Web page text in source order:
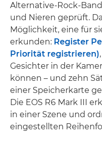
Alternative-Rock-
und Nieren geprüft.
Möglichkeit, eine für
erkunden: Register
Priorität registrieren)
Gesichter in der
können – und zehn
einer Speicherkarte
Die EOS R6 Mark III
in einer Szene und
eingestellten